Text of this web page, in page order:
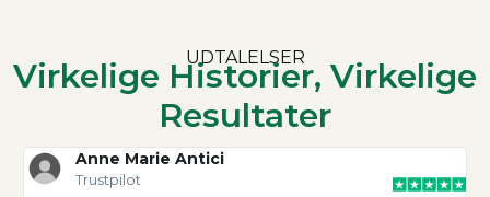
UDTALELSER
Virkelige Historier, Virkelige
Resultater
Anne Marie Antici
Trustpilot